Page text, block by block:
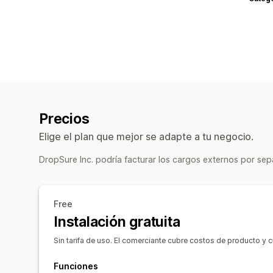
Precios
Elige el plan que mejor se adapte a tu negocio.
DropSure Inc. podría facturar los cargos externos por
Free
Instalación gratuita
Sin tarifa de uso. El comerciante cubre costos de producto y
Funciones